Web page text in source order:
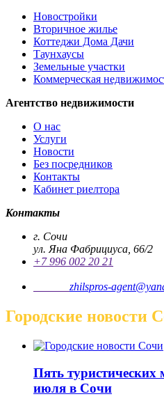
Новостройки
Вторичное жилье
Коттеджи Дома Дачи
Таунхаусы
Земельные участки
Коммерческая
Агентство недвижимости
О нас
Услуги
Новости
Без посредников
Контакты
Кабинет риелтора
Контакты
г. Сочи
ул. Яна Фабрициуса, 66/2
+7 996 002 20 21
zhilspros-
Городские новости
Пять
июля в Сочи